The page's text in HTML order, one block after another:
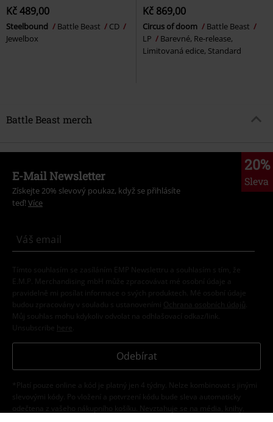
Kč 489,00
Steelbound Battle Beast
CD
Jewelbox
Kč 869,00
Circus of doom
Battle Beast
LP
Barevné, Re-release,
Limitovaná edice, Standard
Battle Beast merch
20%
Sleva
E-Mail Newsletter
Získejte 20% slevový poukaz, když se přihlásíte
teď! Více
Tímto souhlasím se zasíláním EMP Newslettru a souhlasím s tím, že
E.M.P. Merchandising mbH může zpracovávat mé osobní údaje a
pravidelně mi posílat informace o svých produktech. Mé osobní údaje
budou zpracovány v souladu s ustanoveními
Ochrana osobních údajů
Můj souhlas mohu kdykoliv odvolat na odhlašovací odkaz/link.
Unsubscribe here
Odebírat
*Platí pouze online a kód je platný jen 4 týdny. Nelze kombinovat s jinými
slevovými kódy. Po vložení a potvrzení kódu bude sleva automaticky
odečtena z vašeho nákupního košíku. Nevztahuje se na média, knihy,